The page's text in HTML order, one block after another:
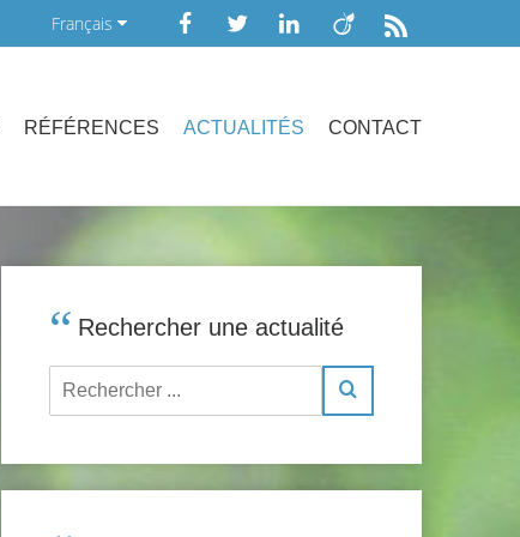
Français
RÉFÉRENCES ACTUALITÉS CONTACT
Rechercher une actualité